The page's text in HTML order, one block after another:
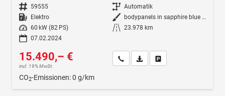
Fahrzeugnr. 59555 Getriebe Automatik
Kraftstoff Elektro Außenfarbe
bodypanels in sapphire blue (metallic)
Leistung
60 kW (82 PS) Kilometerstand 23.978 km
07.02.2024
15.490,– €
incl. 19% MwSt.
Wir rufen Sie anFahrzeugexposé (PDF)
CO2-Emissionen:0 g/km